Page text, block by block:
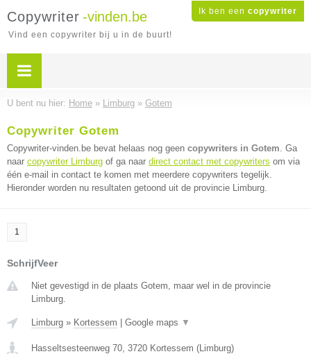
Ik ben een copywriter
Copywriter -vinden.be
Vind een copywriter bij u in de buurt!
U bent nu hier: Home » Limburg » Gotem
Copywriter Gotem
Copywriter-vinden.be bevat helaas nog geen copywriters in Gotem. Ga
naar copywriter Limburg of ga naar direct contact met copywriters om via
één e-mail in contact te komen met meerdere copywriters tegelijk.
Hieronder worden nu resultaten getoond uit de provincie Limburg.
1
SchrijfVeer
Niet gevestigd in de plaats Gotem, maar wel in de provincie
Limburg.
Limburg » Kortessem Google maps ▼
Hasseltsesteenweg 70, 3720 Kortessem (Limburg)